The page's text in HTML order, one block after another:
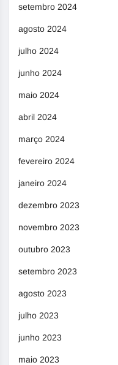
setembro 2024
agosto 2024
julho 2024
junho 2024
maio 2024
abril 2024
março 2024
fevereiro 2024
janeiro 2024
dezembro 2023
novembro 2023
outubro 2023
setembro 2023
agosto 2023
julho 2023
junho 2023
maio 2023